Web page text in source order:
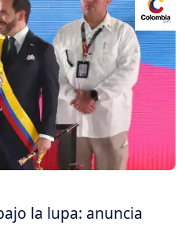
la lupa: anuncia